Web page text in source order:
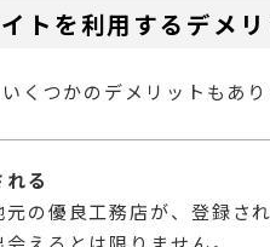
トを利用するデメリ
くつかのデメリットもあり
る
の優良工務店が、登録さ